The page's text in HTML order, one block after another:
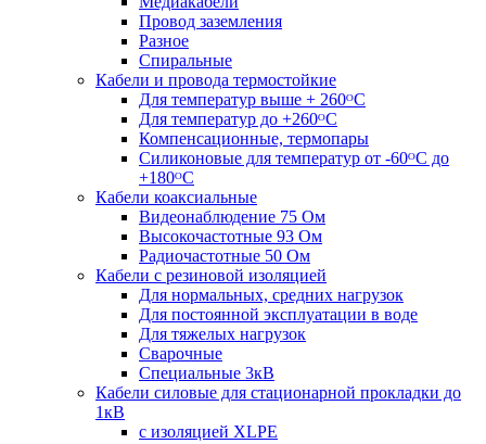
Провод заземления
Разное
Спиральные
Кабели и провода термостойкие
Для температур выше + 260ᴼС
Для температур до +260ᴼС
Компенсационные, термопары
Силиконовые для температур от -60ᴼC до
+180ᴼС
Кабели коаксиальные
Видеонаблюдение 75 Ом
Высокочастотные 93 Ом
Радиочастотные 50 Ом
Кабели с резиновой изоляцией
Для нормальных, средних нагрузок
Для постоянной эксплуатации в воде
Для тяжелых нагрузок
Сварочные
Специальные 3кВ
Кабели силовые для стационарной прокладки до
1кВ
c изоляцией XLPE